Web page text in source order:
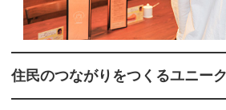
住民のつながりをつくるユニー